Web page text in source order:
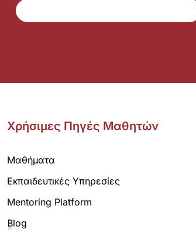
Χρήσιμες Πηγές Μαθητών
Μαθήματα
Εκπαιδευτικές Υπηρεσίες
Mentoring Platform
Blog